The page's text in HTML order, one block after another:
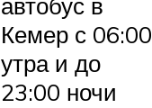
Кемер с 06:00
утра и до
23:00 ночи